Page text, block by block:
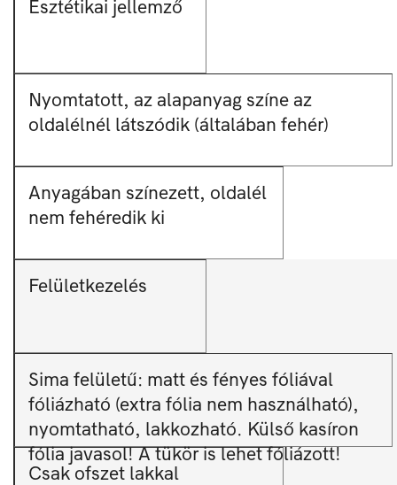
Esztétikai jellemző
Nyomtatott, az alapanyag színe az
oldalélnél látszódik (általában fehér)
Anyagában színezett, oldalél
nem fehéredik ki
Felületkezelés
Sima felületű: matt és fényes fóliával
fóliázható (extra fólia nem használható),
nyomtatható, lakkozható. Külső kasíron
fólia javasol! A tükör is lehet fóliázott!
Csak ofszet lakkal